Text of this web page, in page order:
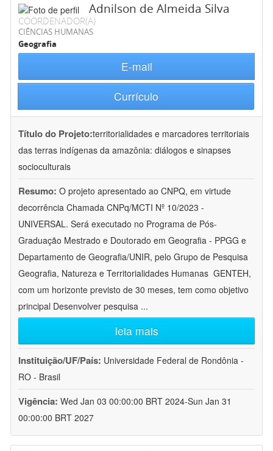
Adnilson de Almeida Silva
COORDENADOR(A)
CIÊNCIAS HUMANAS
Geografia
E-mail
Currículo
Título do Projeto:territorialidades e marcadores territoriais
das terras indígenas da amazônia: diálogos e sinapses
socioculturais
Resumo: O projeto apresentado ao CNPQ, em virtude
decorrência Chamada CNPq/MCTI Nº 10/2023 -
UNIVERSAL. Será executado no Programa de Pós-
Graduação Mestrado e Doutorado em Geografia - PPGG e
Departamento de Geografia/UNIR, pelo Grupo de Pesquisa
Geografia, Natureza e Territorialidades Humanas  GENTEH,
com um horizonte previsto de 30 meses, tem como objetivo
principal Desenvolver pesquisa ...
leia mais
Instituição/UF/País: Universidade Federal de Rondônia -
RO - Brasil
Vigência: Wed Jan 03 00:00:00 BRT 2024-Sun Jan 31
00:00:00 BRT 2027